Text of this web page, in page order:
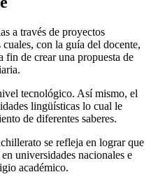
a través de proyectos
con la guía del docente,
fin de crear una propuesta de
tecnológico. Así mismo, el
lingüísticas lo cual le
de diferentes saberes.
se refleja en lograr que
universidades nacionales e
académico.